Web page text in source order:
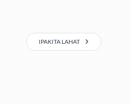
IPAKITA LAHAT